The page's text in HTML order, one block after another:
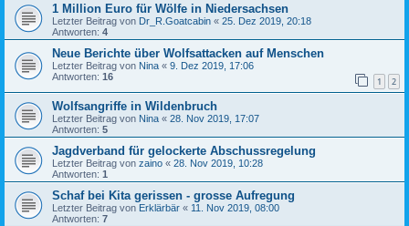
1 Million Euro für Wölfe in Niedersachsen
Letzter Beitrag von Dr_R.Goatcabin « 25. Dez 2019, 20:18
Antworten: 4
Neue Berichte über Wolfsattacken auf Menschen
Letzter Beitrag von Nina « 9. Dez 2019, 17:06
Antworten: 16 1 2
Wolfsangriffe in Wildenbruch
Letzter Beitrag von Nina « 28. Nov 2019, 17:07
Antworten: 5
Jagdverband für gelockerte Abschussregelung
Letzter Beitrag von zaino « 28. Nov 2019, 10:28
Antworten: 1
Schaf bei Kita gerissen - grosse Aufregung
Letzter Beitrag von Erklärbär « 11. Nov 2019, 08:00
Antworten: 7